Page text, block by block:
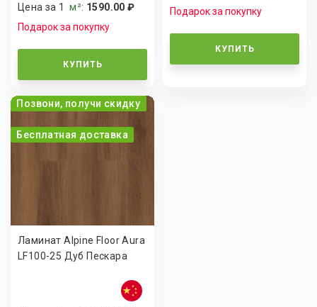
Цена за 1м²: 1590.00 ₽
Подарок за покупку
КУПИТЬ
Подарок за покупку
КУПИТЬ
Позвони, получи скидку
Бесплатная доставка
Ламинат Alpine Floor Aura
LF100-25 Дуб Пескара